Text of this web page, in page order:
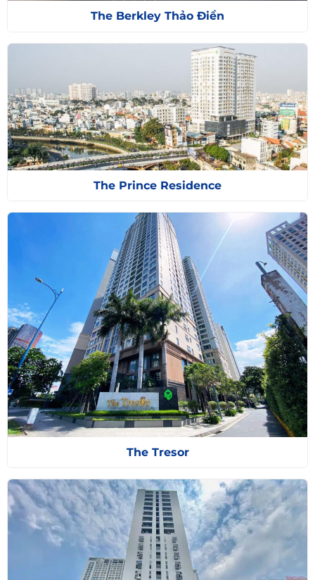
The Berkley Thảo Điền
The Prince Residence
The Tresor